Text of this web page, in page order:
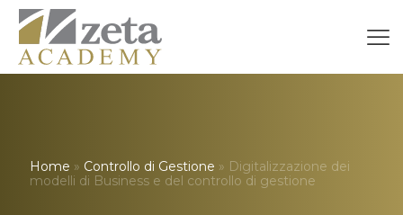
Home » Controllo di Gestione » Digitalizzazione dei
modelli di Business e del controllo di gestione